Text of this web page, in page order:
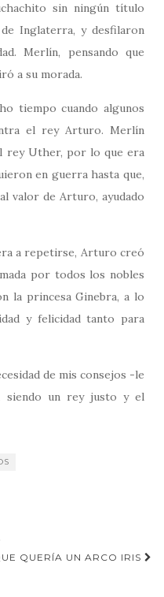
sin ningún título
Inglaterra, y desfilaron
Merlín, pensando que
a su morada.
tiempo cuando algunos
el rey Arturo. Merlín
rey Uther, por lo que era
en guerra hasta que,
valor de Arturo, ayudado
a repetirse, Arturo creó
por todos los nobles
la princesa Ginebra, a lo
y felicidad tanto para
de mis consejos -le
siendo un rey justo y el
QUERÍA UN ARCO IRIS